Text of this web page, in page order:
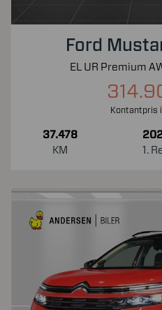
Ford
EL UR Premium
Kontantpris
37.478
KM
1.